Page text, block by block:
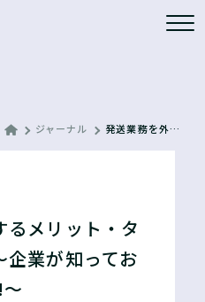
ジャーナル 発送業務を外注するメリット・タイミングを解説〜企業が知っておくべきポイント!!〜
るメリット・タ
企業が知ってお